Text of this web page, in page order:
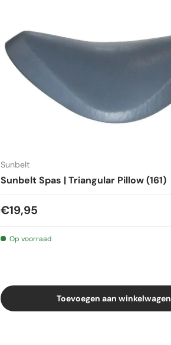
Sunbelt
Sunbelt Spas | Triangular Pillow (161)
€19,95
Op voorraad
Toevoegen aan winkelwagen